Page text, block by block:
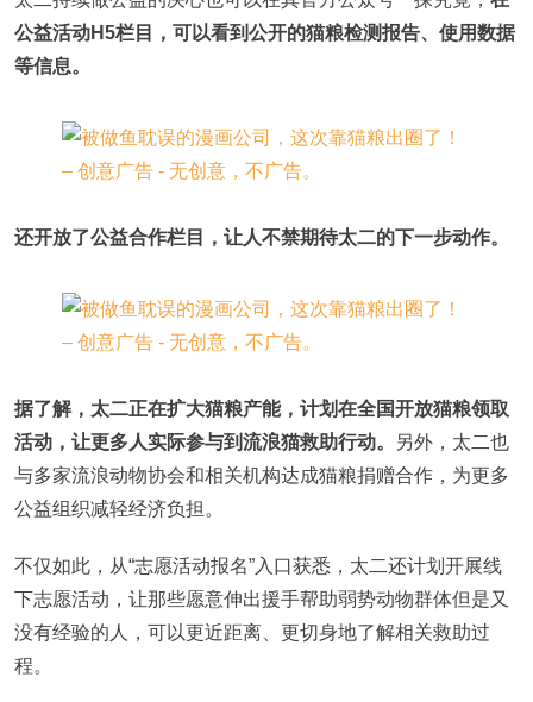
公益活动H5栏目，可以看到公开的猫粮检测报告、使用数据
等信息。
还开放了公益合作栏目，让人不禁期待太二的下一步动作。
据了解，太二正在扩大猫粮产能，计划在全国开放猫粮领取
活动，让更多人实际参与到流浪猫救助行动。
另外，太二也
与多家流浪动物协会和相关机构达成猫粮捐赠合作，为更多
公益组织减轻经济负担。
不仅如此，从“志愿活动报名”入口获悉，太二还计划开展线
下志愿活动，让那些愿意伸出援手帮助弱势动物群体但是又
没有经验的人，可以更近距离、更切身地了解相关救助过
程。